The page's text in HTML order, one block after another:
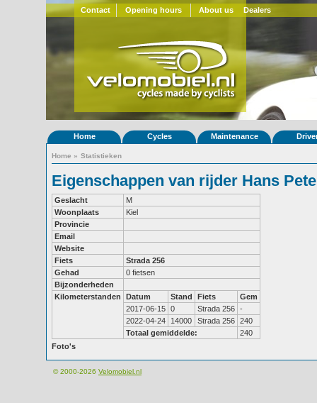
Contact Opening hours About us Dealers
Home Cycles Maintenance
Home » Statistieken
Eigenschappen van rijder Hans
Geslacht
M
Woonplaats
Kiel
Provincie
Email
Website
Fiets
Strada 256
Gehad
0 fietsen
Bijzonderheden
Kilometerstanden
Datum Stand Fiets
Gem
2017-06-15 0 Strada 256 -
2022-04-24
14000 Strada 256 240
Totaal gemiddelde:
240
Foto's
© 2000-2026 Velomobiel.nl